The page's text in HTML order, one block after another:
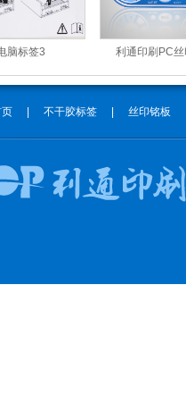
脑标签3 利通印刷PC
不干胶标签 丝印铭板